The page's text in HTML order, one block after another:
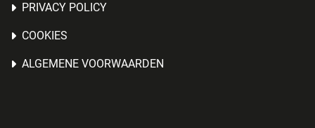
PRIVACY POLICY
COOKIES
ALGEMENE VOORWAARDEN